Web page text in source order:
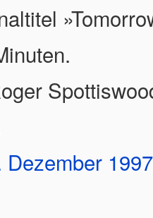
Dezember 1997